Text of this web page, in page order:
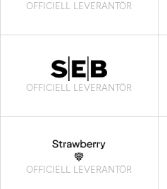
OFFICIELL LEVERANTÖR
OFFICIELL LEVERANTÖR
OFFICIELL LEVERANTÖR